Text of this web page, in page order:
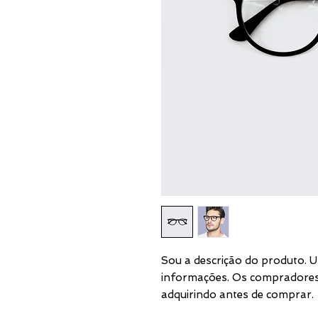
Sou a descrição do produto.
informações. Os
adquirindo antes de comprar.